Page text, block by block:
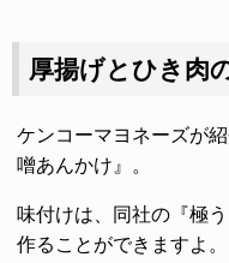
厚揚げとひき肉
ケンコーマヨネーズが
噌あんかけ』。
味付けは、同社の『極
作ることができますよ。